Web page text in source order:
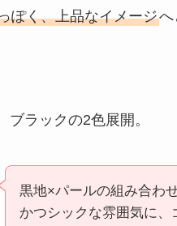
ぽく、上品なイメージへ
ブラックの2色展開。
黒地×パールの組み合わ
かつシックな雰囲気に、